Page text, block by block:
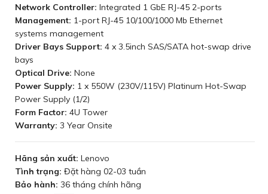
Network Controller: Integrated 1 GbE RJ-45 2-ports
Management: 1-port RJ-45 10/100/1000 Mb Ethernet
systems management
Driver Bays Support: 4 x 3.5inch SAS/SATA hot-swap drive
bays
Optical Drive: None
Power Supply: 1 x 550W (230V/115V) Platinum Hot-Swap
Power Supply (1/2)
Form Factor: 4U Tower
Warranty: 3 Year Onsite
Hãng sản xuất: Lenovo
Tình trạng: Đặt hàng 02-03 tuần
Bảo hành: 36 tháng chính hãng